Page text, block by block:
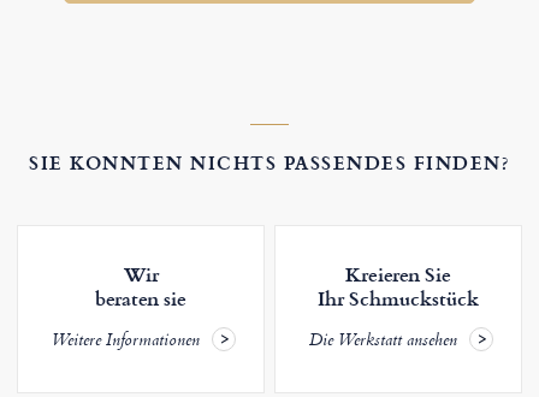
SIE KONNTEN NICHTS PASSENDES FINDEN?
Wir
beraten sie
Weitere Informationen
Kreieren Sie
Ihr Schmuckstück
Die Werkstatt ansehen